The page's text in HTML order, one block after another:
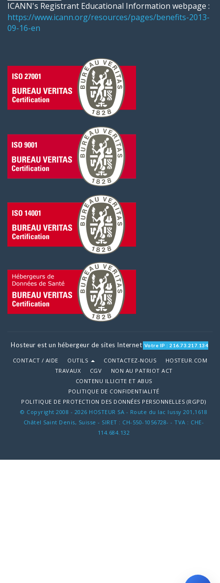
ICANN's Registrant Educational Information webpage :
https://www.icann.org/resources/pages/benefits-2013-
09-16-en
Hosteur est un hébergeur de sites Internet Votre IP : 216.73.217.134
CONTACT / AIDE OUTILS CONTACTEZ-NOUS
HOSTEUR.COM
TRAVAUX
CGV
NON AU PATRIOT ACT
CONTENU ILLICITE ET ABUS
POLITIQUE DE CONFIDENTIALITÉ
POLITIQUE DE PROTECTION DES DONNÉES PERSONNELLES (RGPD)
© Copyright 2008 - 2026 HOSTEUR SA - Route du lac lussy 201,1618
Châtel Saint Denis, Suisse - SIRET : CH-550-1056728- - TVA : CHE-
114.684.132